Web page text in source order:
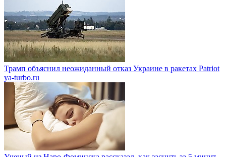
Трамп объяснил неожиданный отказ Украине в ракетах Patriot
ya-turbo.ru